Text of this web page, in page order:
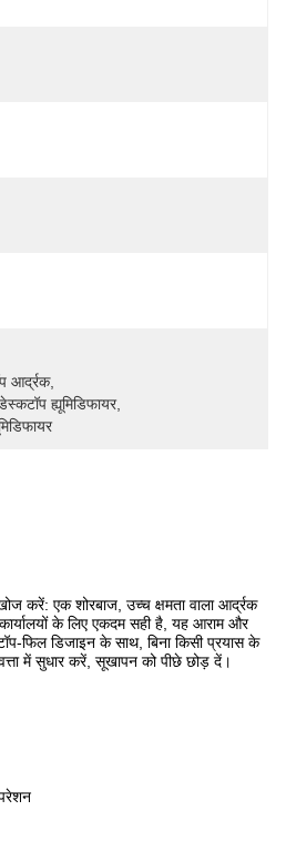
आर्द्रक,
ह्यूमिडिफायर,
करें: एक शोरबाज, उच्च क्षमता वाला आर्द्रक
के लिए एकदम सही है, यह आराम और
फिल डिजाइन के साथ, बिना किसी प्रयास के
में सुधार करें, सूखापन को पीछे छोड़ दें।